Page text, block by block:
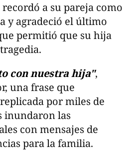
a su pareja como
y agradeció el último
permitió que su hija
con nuestra hija",
una frase que
por miles de
inundaron las
con mensajes de
para la familia.